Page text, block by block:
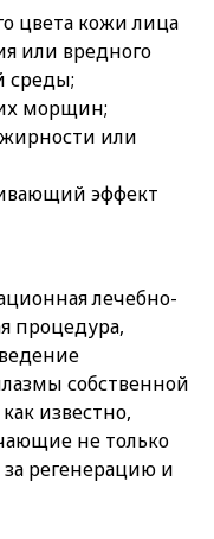
цвета кожи лица
или вредного
среды;
морщин;
или
эффект
лечебно-
процедура,
собственной
известно,
не только
регенерацию и